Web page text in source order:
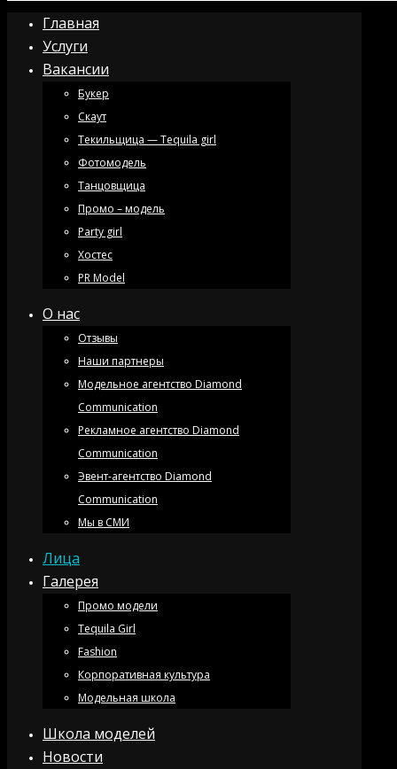
Главная
Услуги
Вакансии
Букер
Скаут
Текильщица — Tequila girl
Фотомодель
Танцовщица
Промо – модель
Party girl
Хостес
PR Model
О нас
Отзывы
Наши партнеры
Модельное агентство Diamond
Communication
Рекламное агентство Diamond
Communication
Эвент-агентство Diamond
Communication
Мы в СМИ
Лица
Галерея
Промо модели
Tequila Girl
Fashion
Корпоративная культура
Модельная школа
Школа моделей
Новости